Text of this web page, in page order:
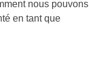
nous pouvons
en tant que